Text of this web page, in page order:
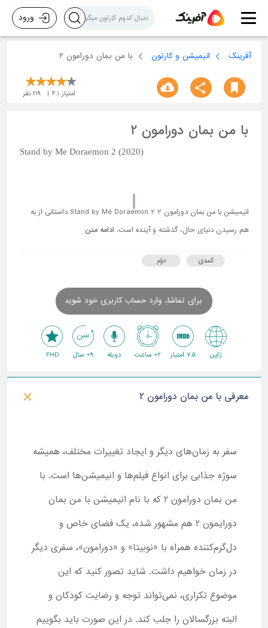
ورود
آفرینک انیمیشن و کارتون با من بمان دورامون ۲
امتیاز 4.1
219 نفر
با من بمان دورامون ۲
Stand by Me Doraemon 2 (2020)
انیمیشن با من بمان دورامون 2 Stand by Me Doraemon 2 داستانی از به
هم رسیدن دنیای حال، گذشته و آینده است. ادامه متن
کمدی درام
برای تماشا، وارد حساب کاربری خود شوید
ژاپن 7.5 امتیاز 2+ ساعت دوبله 9+ سال FHD
معرفی با من بمان دورامون ۲
سفر به زمان‌های دیگر و ایجاد تغییرات مختلف، همیشه
سوژه‌ جذابی برای انواع فیلم‌ها و انیمیشن‌ها است. با
من بمان دورامون 2 که با نام انیمیشن با من بمان
دورایمون 2 هم مشهور شده، یک فضای خاص و
دل‌گرم‌کننده همراه با «نوبیتا» و «دورامون»، سفری دیگر
در زمان خواهیم داشت. شاید تصور کنید که این
موضوع تکراری، نمی‌تواند توجه و رضایت کودکان و
البته بزرگسالان را جلب کند. در این صورت باید بگوییم